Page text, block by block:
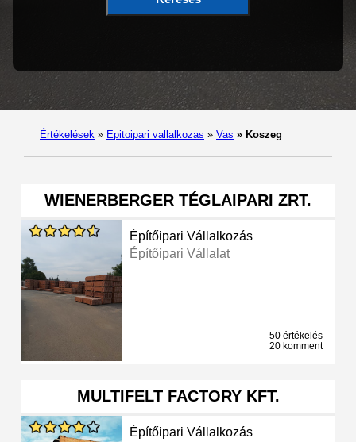
Értékelések » Epitoipari vallalkozas » Vas » Koszeg
WIENERBERGER TÉGLAIPARI ZRT.
Építőipari Vállalkozás
Építőipari Vállalat
50 értékelés
20 komment
MULTIFELT FACTORY KFT.
Építőipari Vállalkozás